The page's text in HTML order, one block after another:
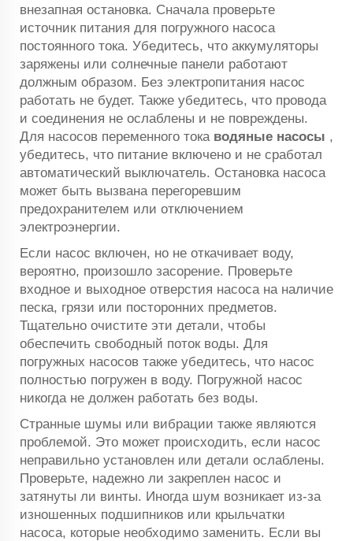
внезапная остановка. Сначала проверьте
источник питания для погружного насоса
постоянного тока. Убедитесь, что аккумуляторы
заряжены или солнечные панели работают
должным образом. Без электропитания насос
работать не будет. Также убедитесь, что провода
и соединения не ослаблены и не повреждены.
Для насосов переменного тока водяные насосы ,
убедитесь, что питание включено и не сработал
автоматический выключатель. Остановка насоса
может быть вызвана перегоревшим
предохранителем или отключением
электроэнергии.
Если насос включен, но не откачивает воду,
вероятно, произошло засорение. Проверьте
входное и выходное отверстия насоса на наличие
песка, грязи или посторонних предметов.
Тщательно очистите эти детали, чтобы
обеспечить свободный поток воды. Для
погружных насосов также убедитесь, что насос
полностью погружен в воду. Погружной насос
никогда не должен работать без воды.
Странные шумы или вибрации также являются
проблемой. Это может происходить, если насос
неправильно установлен или детали ослаблены.
Проверьте, надежно ли закреплен насос и
затянуты ли винты. Иногда шум возникает из-за
изношенных подшипников или крыльчатки
насоса, которые необходимо заменить. Если вы